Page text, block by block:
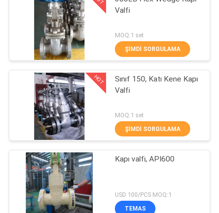
KALITE
KONTROLÜ
BIZIMLE
İLETIŞIM
HABERLER
İNDIRIM
İSTE
Bıçak Sürgülü Vana
Muylu Küresel Vana
Valfi
MOQ:1 set
ŞIMDI SORGULAMA
HOT
Sınıf 150, Katı Kene Kapı
Valfi
MOQ:1 set
ŞIMDI SORGULAMA
Kapı valfi, API600
USD 100/PCS MOQ:1
TEMAS